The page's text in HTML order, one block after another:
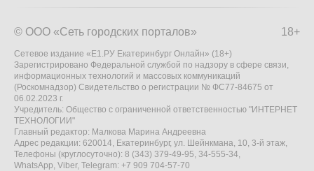
18+
© ООО «Сеть городских порталов»
Сетевое издание «Е1.РУ Екатеринбург Онлайн» (18+)
Зарегистрировано Федеральной службой по надзору в сфере связи,
информационных технологий и массовых коммуникаций
(Роскомнадзор) Свидетельство о регистрации № ФС77-84675 от
06.02.2023 г.
Учредитель: Общество с ограниченной ответственностью "ИНТЕРНЕТ
ТЕХНОЛОГИИ"
Главный редактор: Малкова Марина Андреевна
Адрес редакции: 620014, Екатеринбург, ул. Шейнкмана, 10, 3-й этаж,
Телефоны (круглосуточно): 8 (343) 379-49-95, 34-555-34,
WhatsApp, Viber, Telegram: +7 909 704-57-70